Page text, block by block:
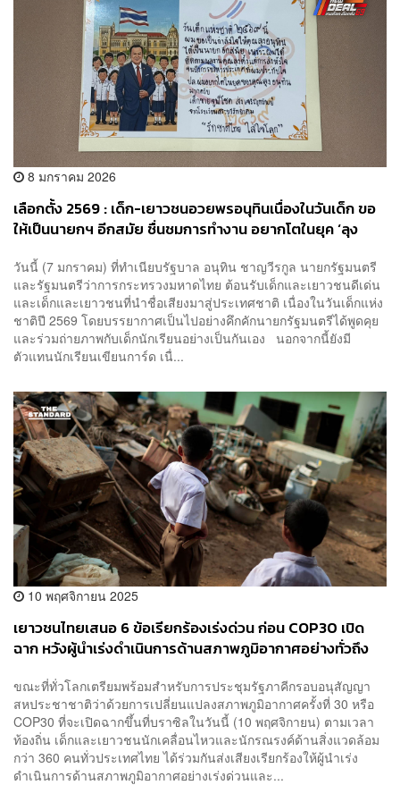
8 มกราคม 2026
เลือกตั้ง 2569 : เด็ก-เยาวชนอวยพรอนุทินเนื่องในวันเด็ก ขอ
ให้เป็นนายกฯ อีกสมัย ชื่นชมการทำงาน อยากโตในยุค ‘ลุง
วันนี้ (7 มกราคม) ที่ทำเนียบรัฐบาล อนุทิน ชาญวีรกูล นายกรัฐมนตรี
และรัฐมนตรีว่าการกระทรวงมหาดไทย ต้อนรับเด็กและเยาวชนดีเด่น
และเด็กและเยาวชนที่นำชื่อเสียงมาสู่ประเทศชาติ เนื่องในวันเด็กแห่ง
ชาติปี 2569 โดยบรรยากาศเป็นไปอย่างคึกคักนายกรัฐมนตรีได้พูดคุย
และร่วมถ่ายภาพกับเด็กนักเรียนอย่างเป็นกันเอง นอกจากนี้ยังมี
ตัวแทนนักเรียนเขียนการ์ด เนื่...
10 พฤศจิกายน 2025
เยาวชนไทยเสนอ 6 ข้อเรียกร้องเร่งด่วน ก่อน COP30 เปิด
ฉาก หวังผู้นำเร่งดำเนินการด้านสภาพภูมิอากาศอย่างทั่วถึง
ขณะที่ทั่วโลกเตรียมพร้อมสำหรับการประชุมรัฐภาคีกรอบอนุสัญญา
สหประชาชาติว่าด้วยการเปลี่ยนแปลงสภาพภูมิอากาศครั้งที่ 30 หรือ
COP30 ที่จะเปิดฉากขึ้นที่บราซิลในวันนี้ (10 พฤศจิกายน) ตามเวลา
ท้องถิ่น เด็กและเยาวชนนักเคลื่อนไหวและนักรณรงค์ด้านสิ่งแวดล้อม
กว่า 360 คนทั่วประเทศไทย ได้ร่วมกันส่งเสียงเรียกร้องให้ผู้นำเร่ง
ดำเนินการด้านสภาพภูมิอากาศอย่างเร่งด่วนและ...